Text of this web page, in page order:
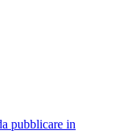
pubblicare in